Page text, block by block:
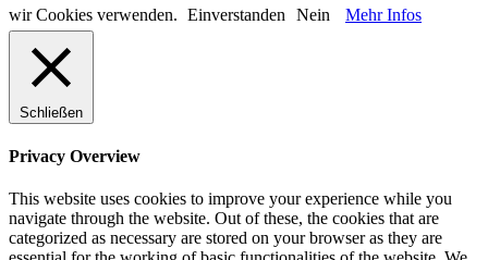
wir Cookies verwenden. Einverstanden Nein Mehr Infos
Schließen
Privacy Overview
This website uses cookies to improve your experience while you
navigate through the website. Out of these, the cookies that are
categorized as necessary are stored on your browser as they are